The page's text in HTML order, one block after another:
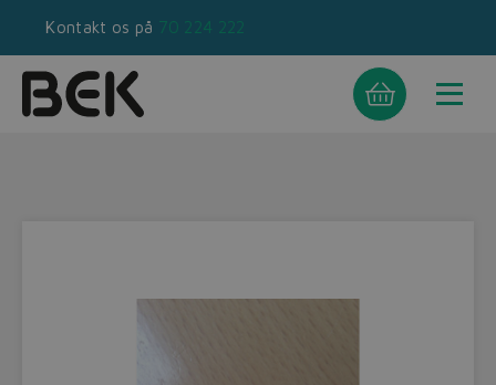
Kontakt os på 70 224 222